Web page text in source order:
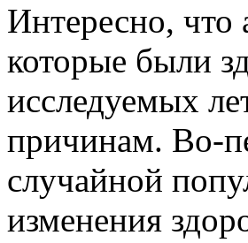
Интересно, что
которые были
исследуемых
причинам. Во-
случайной
изменения